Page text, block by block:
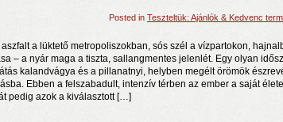
Posted in Teszteltük: Ajánlók & Kedvenc
aszfalt a lüktető metropoliszokban, sós szél a vízpartokon,
– a nyár maga a tiszta, sallangmentes jelenlét. Egy olyan
kalandvágya és a pillanatnyi, helyben megélt örömök
Ebben a felszabadult, intenzív térben az ember a saját
pedig azok a kiválasztott […]